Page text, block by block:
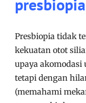
Presbiopia tidak
kekuatan otot
upaya
tetapi dengan
(memahami